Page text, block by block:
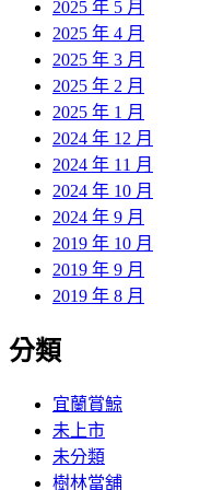
2025 年 5 月
2025 年 4 月
2025 年 3 月
2025 年 2 月
2025 年 1 月
2024 年 12 月
2024 年 11 月
2024 年 10 月
2024 年 9 月
2019 年 10 月
2019 年 9 月
2019 年 8 月
分類
宜蘭賞鯨
未上市
未分類
樹林當舖